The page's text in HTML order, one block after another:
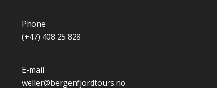
Phone
(+47) 408 25 828
E-mail
weller@bergenfjordtours.no